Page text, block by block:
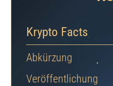
Krypto Facts
Abkürzung
Veröffentlichung